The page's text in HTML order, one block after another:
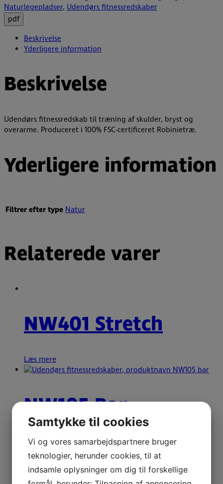
Naturlegepladser, Udendørs fitnessredskaber
pdf
Beskrivelse
Yderligere information
Beskrivelse
Udendørs fitnessredskab til træning af skulder, bryst og
overarme. Produceret i 100% FSC-certificeret Robinietræ.
Yderligere information
Filtrer efter type Natur
Relaterede varer
NW401 Stretch
Læs mere
NW105 Bar
Læs mere
Samtykke til cookies
Vi og vores samarbejdspartnere bruger
teknologier, herunder cookies, til at
indsamle oplysninger om dig til forskellige